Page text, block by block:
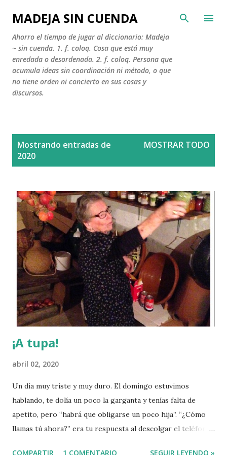
Ir al contenido principal
MADEJA SIN CUENDA
Ahorro el tiempo de jugar al diccionario: Madeja
~ sin cuenda. 1. f. coloq. Cosa que está muy
enredada o desordenada. 2. f. coloq. Persona que
acumula ideas sin coordinación ni método, o que
no tiene orden ni concierto en sus cosas y
discursos.
Mostrando entradas de
2020
MOSTRAR TODO
¡A tupa!
abril 02, 2020
Un día muy triste y muy duro. El domingo estuvimos
hablando, te dolía un poco la garganta y tenías falta de
apetito, pero “habrá que obligarse un poco hija”. “¿Cómo
llamas tú ahora?” era tu respuesta al descolgar el teléfono
COMPARTIR 1 COMENTARIO SEGUIR LEYENDO »